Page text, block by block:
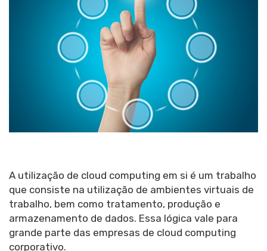
A utilização de cloud computing em si é um trabalho
que consiste na utilização de ambientes virtuais de
trabalho, bem como tratamento, produção e
armazenamento de dados. Essa lógica vale para
grande parte das empresas de cloud computing
corporativo.